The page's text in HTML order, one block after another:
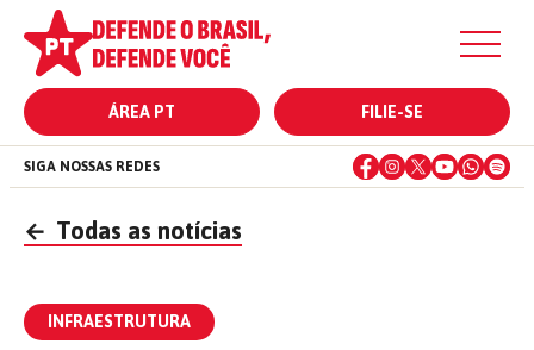
ÁREA PT FILIE-SE
SIGA NOSSAS REDES
← Todas as notícias
INFRAESTRUTURA